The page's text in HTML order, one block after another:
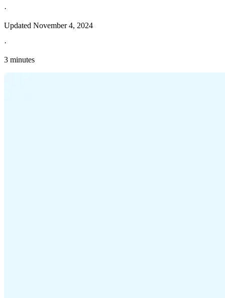
·
Updated November 4, 2024
·
3 minutes